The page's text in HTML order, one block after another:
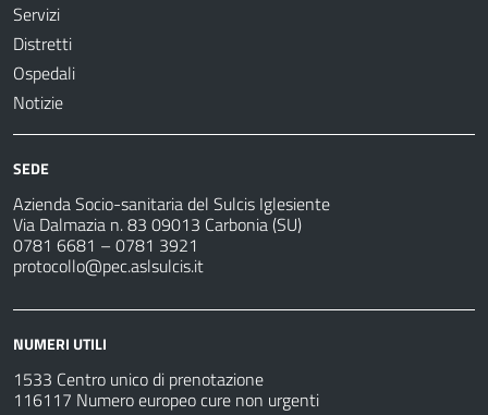
Servizi
Distretti
Ospedali
Notizie
SEDE
Azienda Socio-sanitaria del Sulcis Iglesiente
Via Dalmazia n. 83 09013 Carbonia (SU)
0781 6681 – 0781 3921
protocollo@pec.aslsulcis.it
NUMERI UTILI
1533 Centro unico di prenotazione
116117 Numero europeo cure non urgenti